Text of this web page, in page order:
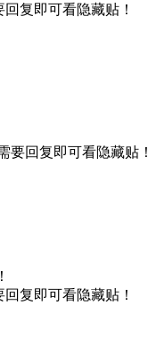
复即可看隐藏贴！
要回复即可看隐藏贴！
复即可看隐藏贴！